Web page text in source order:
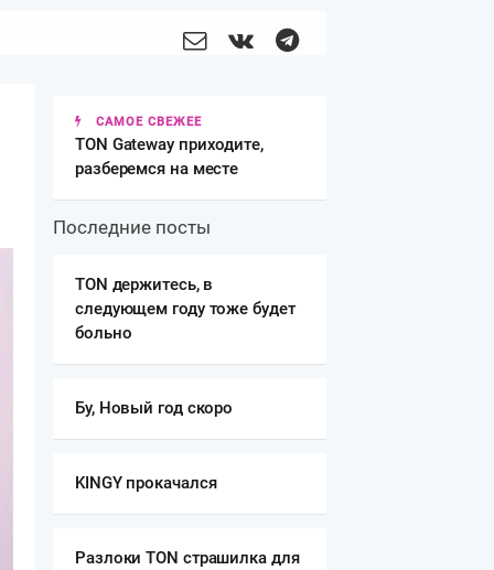
САМОЕ СВЕЖЕЕ
TON Gateway приходите,
разберемся на месте
Последние посты
️TON держитесь, в
следующем году тоже будет
больно
Бу, Новый год скоро
KINGY прокачался
Разлоки TON страшилка для